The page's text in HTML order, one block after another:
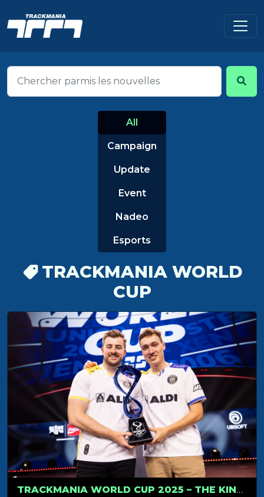
All
Campaign
Update
Event
Nadeo
Esports
TRACKMANIA WORLD
CUP
TRACKMANIA WORLD CUP 2025 – THE KINGS OF TRACKMANIA DO IT AGAIN